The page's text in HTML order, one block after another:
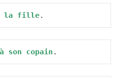
la fille.
à son copain .